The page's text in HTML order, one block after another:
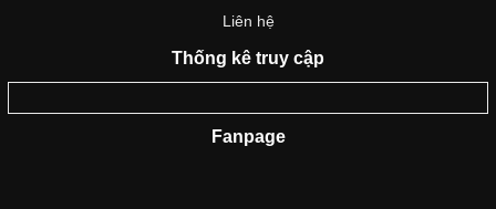
Liên hệ
Thống kê truy cập
Fanpage